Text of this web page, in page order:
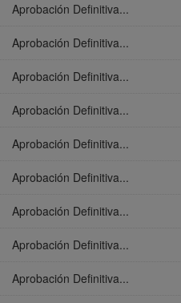
Aprobación Definitiva...
Aprobación Definitiva...
Aprobación Definitiva...
Aprobación Definitiva...
Aprobación Definitiva...
Aprobación Definitiva...
Aprobación Definitiva...
Aprobación Definitiva...
Aprobación Definitiva...